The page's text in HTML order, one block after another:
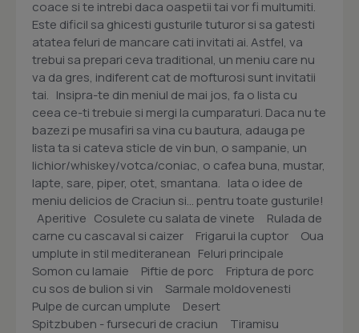
coace si te intrebi daca oaspetii tai vor fi multumiti.
Este dificil sa ghicesti gusturile tuturor si sa gatesti
atatea feluri de mancare cati invitati ai. Astfel, va
trebui sa prepari ceva traditional, un meniu care nu
va da gres, indiferent cat de mofturosi sunt invitatii
tai. Insipra-te din meniul de mai jos, fa o lista cu
ceea ce-ti trebuie si mergi la cumparaturi. Daca nu te
bazezi pe musafiri sa vina cu bautura, adauga pe
lista ta si cateva sticle de vin bun, o sampanie, un
lichior/whiskey/votca/coniac, o cafea buna, mustar,
lapte, sare, piper, otet, smantana. Iata o idee de
meniu delicios de Craciun si... pentru toate gusturile!
Aperitive Cosulete cu salata de vinete Rulada de
carne cu cascaval si caizer Frigarui la cuptor Oua
umplute in stil mediteranean Feluri principale
Somon cu lamaie Piftie de porc Friptura de porc
cu sos de bulion si vin Sarmale moldovenesti
Pulpe de curcan umplute Desert
Spitzbuben - fursecuri de craciun Tiramisu